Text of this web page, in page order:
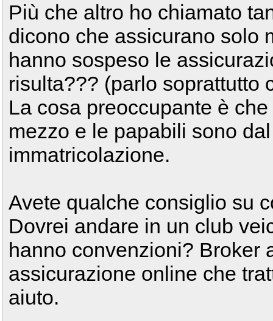
Più che altro ho chiamato
dicono che assicurano solo
hanno sospeso le
risulta??? (parlo soprattutto
La cosa preoccupante è
mezzo e le papabili sono
immatricolazione.
Avete qualche consiglio su
Dovrei andare in un club
hanno convenzioni? Broker
assicurazione online che
aiuto.